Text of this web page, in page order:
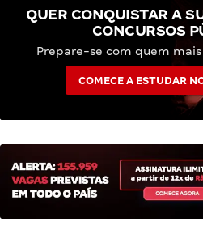
QUER CONQUISTAR A
CONCURSOS
Prepare-se com quem
COMECE A ESTUDAR